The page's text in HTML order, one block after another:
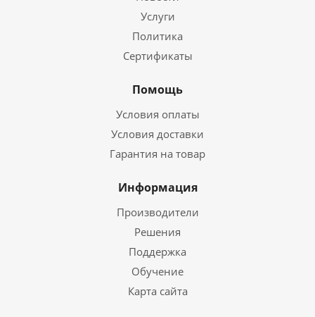
Услуги
Политика
Сертификаты
Помощь
Условия оплаты
Условия доставки
Гарантия на товар
Информация
Производители
Решения
Поддержка
Обучение
Карта сайта